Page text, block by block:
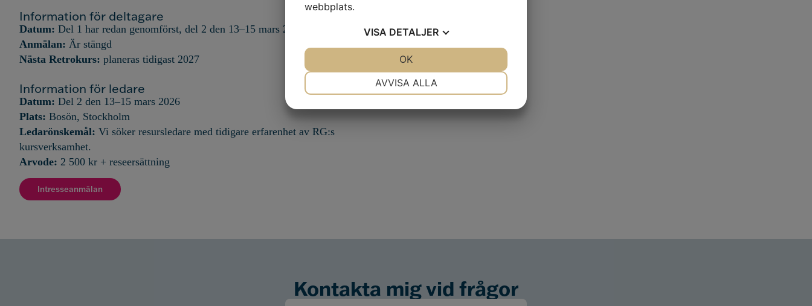
Information för deltagare
Datum: Del 1 har redan genomförst, del 2 den 13–15 mars 2026
Anmälan: Är stängd
Nästa Retrokurs: planeras tidigast 2027
Information för ledare
Datum: Del 2 den 13–15 mars 2026
Plats: Bosön, Stockholm
Ledarönskemål: Vi söker resursledare med tidigare erfarenhet av RG:s
kursverksamhet.
Arvode: 2 500 kr + reseersättning
Intresseanmälan
Kontakta mig vid frågor
webbplats.
VISA DETALJER
AVVISA ALLA
OK